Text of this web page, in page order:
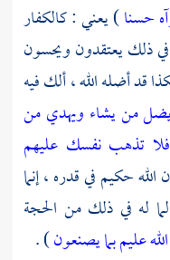
حسنا) يعني : كالكفار
ذلك يعتقدون ويحسون
قد أضله الله ، ألك فيه
يضل من يشاء ويهدي من
فلا تذهب نفسك عليهم
حكيم في قدره ، إنما
له في ذلك من الحجة
عليم بما يصنعون) .